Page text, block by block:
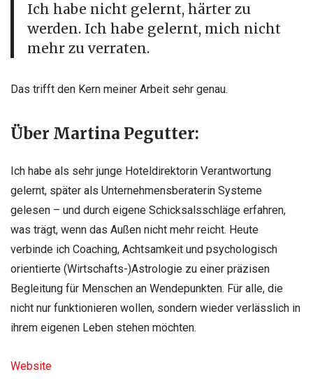
Ich habe nicht gelernt, härter zu
werden. Ich habe gelernt, mich nicht
mehr zuverraten.
Das trifft den Kern meiner Arbeit sehr genau.
Über Martina Pegutter:
Ich habe als sehr junge Hoteldirektorin Verantwortung
gelernt, später als Unternehmensberaterin Systeme
gelesen – und durch eigene Schicksalsschläge erfahren,
was trägt, wenn das Außen nicht mehr reicht. Heute
verbinde ich Coaching, Achtsamkeit und psychologisch
orientierte (Wirtschafts-)Astrologie zu einer präzisen
Begleitung für Menschen an Wendepunkten. Für alle, die
nicht nur funktionieren wollen, sondern wieder verlässlich in
ihrem eigenen Leben stehen möchten.
Website